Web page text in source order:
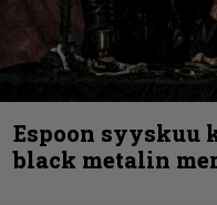
Espoon syyskuu
black metalin